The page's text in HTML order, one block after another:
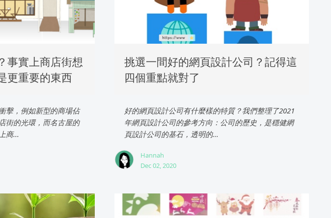
事實上商店街想
更重要的東西
擊，例如新型的商場佔
街的光環，而名古屋的
商...
挑選一間好的網頁設計公司？記得這
四個重點就對了
好的網頁設計公司有什麼樣的特質？我們整理了2021
年網頁設計公司的參考方向：公司的歷史，是穩健網
頁設計公司的基石，透明的...
Hannah
Dec 02, 2020